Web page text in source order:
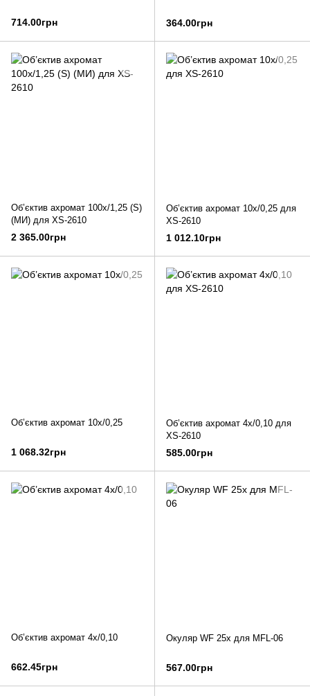
714.00грн 364.00грн
Об’єктив ахромат 100х/1,25 (S)
(МИ) для XS-2610
2 365.00грн
Об’єктив ахромат 10х/0,25 для
XS-2610
1 012.10грн
Об’єктив ахромат 10х/0,25
1 068.32грн
Об’єктив ахромат 4х/0,10 для
XS-2610
585.00грн
Об’єктив ахромат 4х/0,10
662.45грн
Окуляр WF 25х для MFL-06
567.00грн